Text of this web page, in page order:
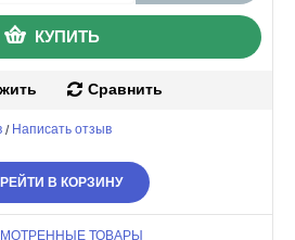
КУПИТЬ
Сравнить
/ Написать отзыв
В КОРЗИНУ
ТОВАРЫ